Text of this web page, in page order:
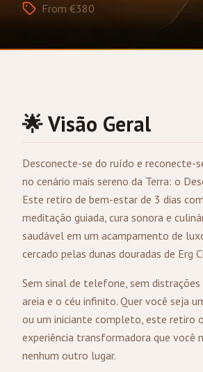
From €380
🌟 Visão Geral
Desconecte-se do ruído e reconecte-
no cenário mais sereno da Terra: o
Este retiro de bem-estar de 3 dias
meditação guiada, cura sonora e
saudável em um acampamento de
cercado pelas dunas douradas de Erg
Sem sinal de telefone, sem
areia e o céu infinito. Quer você seja
ou um iniciante completo, este retiro
experiência transformadora que você
nenhum outro lugar.